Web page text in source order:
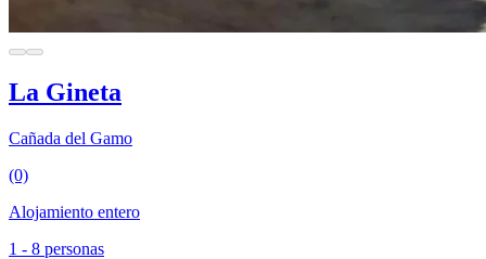
La Gineta
Cañada del Gamo
(0)
Alojamiento entero
1 - 8 personas